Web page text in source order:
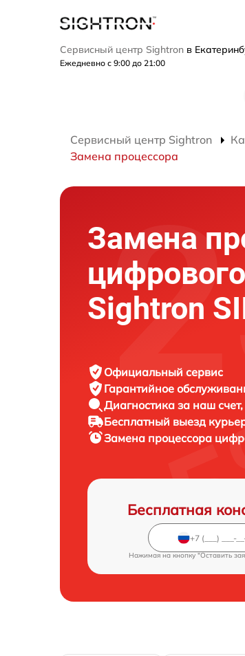
Сервисный центр Sightron в
Ежедневно с 9:00 до 21:00
Сервисный центр Sightron
Замена процессора
Замена
Sightron
Официальный сервис
Гарантийное
Диагностика за наш счет,
Бесплатный выезд
Замена процессора
Бесплатная
Нажимая на кнопку "Оставить